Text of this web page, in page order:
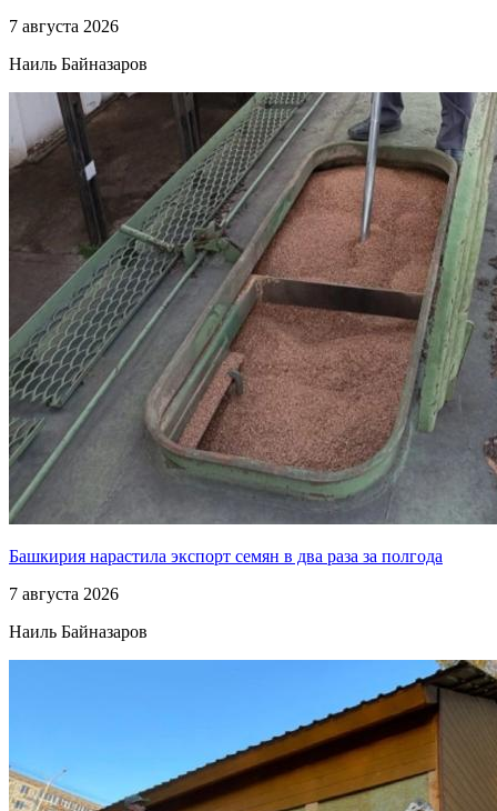
7 августа 2026
Наиль Байназаров
Башкирия нарастила экспорт семян в два раза за полгода
7 августа 2026
Наиль Байназаров